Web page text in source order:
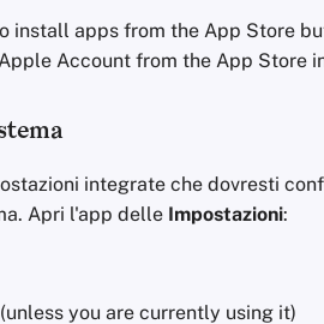
install apps from the App Store
Account from the App Store
integrate che dovresti
Apri l'app delle Impostazioni:
(unless you are currently using it)